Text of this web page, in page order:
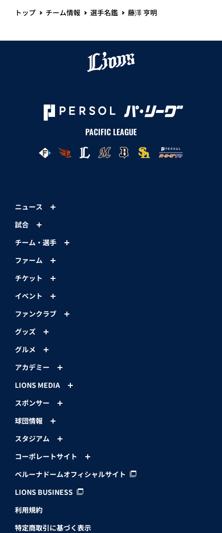
トップ チーム情報 選手名鑑 藤澤 亨明
PACIFIC LEAGUE
ニュース
試合
チーム・選手
ファーム
チケット
イベント
ファンクラブ
グッズ
グルメ
アカデミー
LIONS MEDIA
スポンサー
球団情報
スタジアム
コーポレートサイト
ベルーナドームオフィシャルサイト
LIONS BUSINESS
利用規約
特定商取引に基づく表示